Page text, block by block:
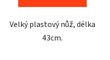
Velký plastový nůž, délka
43cm.